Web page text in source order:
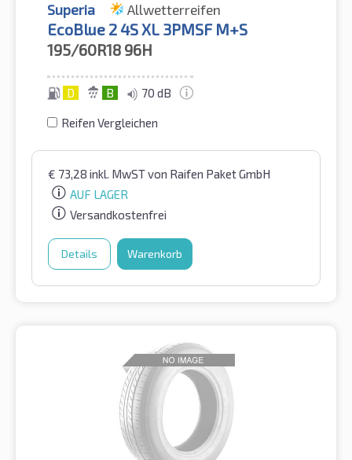
Superia Allwetterreifen
EcoBlue 2 4S XL 3PMSF M+S
195/60R18 96H
D B 70 dB
Reifen Vergleichen
€ 73,28 inkl. MwSTvon Raifen Paket GmbH
AUF LAGER
Versandkostenfrei
Details Warenkorb